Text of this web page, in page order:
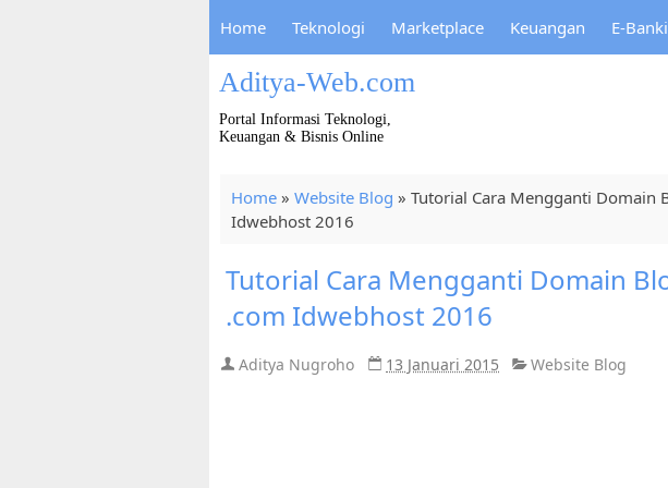
Home Teknologi Marketplace Keuangan E-
Aditya-Web.com
Portal Informasi Teknologi,
Keuangan & Bisnis Online
Home » Website Blog » Tutorial Cara Mengganti Domain
Idwebhost 2016
Tutorial Cara Mengganti Domain
.com Idwebhost 2016
Aditya Nugroho 13 Januari 2015 Website Blog